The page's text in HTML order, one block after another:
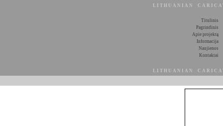
LITHUANIAN
Titulinis
Pagrindinis
Apie projektą
Informacija
Naujienos
Kontaktai
LITHUANIAN